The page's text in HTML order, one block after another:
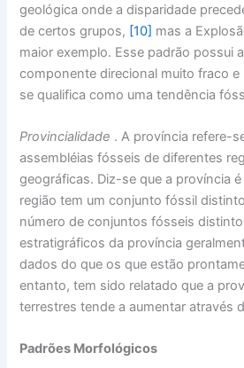
geológica onde a disparidade
de certos grupos, [10] mas a
maior exemplo. Esse padrão possui
componente direcional muito fraco
se qualifica como uma tendência
Provincialidade . A província refere-
assembléias fósseis de diferentes
geográficas. Diz-se que a província
região tem um conjunto fóssil
número de conjuntos fósseis
estratigráficos da província
dados do que os que estão
entanto, tem sido relatado que a
terrestres tende a aumentar através
Padrões Morfológicos